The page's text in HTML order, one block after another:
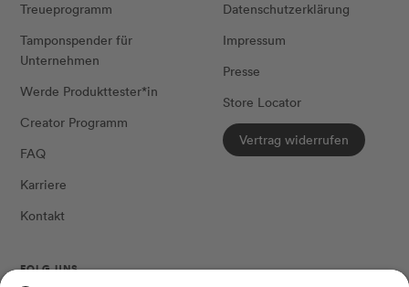
Treueprogramm
Tamponspender für
Unternehmen
Werde Produkttester*in
Creator Programm
FAQ
Karriere
Kontakt
Datenschutzerklärung
Impressum
Presse
Store Locator
Vertrag widerrufen
FOLG UNS